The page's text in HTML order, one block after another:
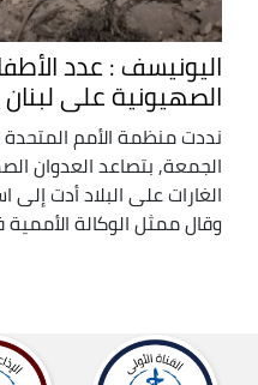
اليونيسف : عدد
الصهيونية على
نددت منظمة الأمم المتحدة
الجمعة, بتصاعد العدوان
الغارات على البلاد أدت
وقال ممثل الوكالة الأممية